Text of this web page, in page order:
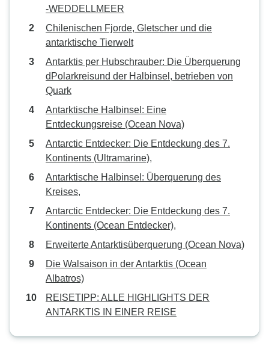
-WEDDELLMEER
Chilenischen Fjorde, Gletscher und die
antarktische Tierwelt
Antarktis per Hubschrauber: Die Überquerung
dPolarkreisund der Halbinsel, betrieben von
Quark
Antarktische Halbinsel: Eine
Entdeckungsreise (Ocean Nova)
Antarctic Entdecker: Die Entdeckung des 7.
Kontinents (Ultramarine),
Antarktische Halbinsel: Überquerung des
Kreises,
Antarctic Entdecker: Die Entdeckung des 7.
Kontinents (Ocean Entdecker),
Erweiterte Antarktisüberquerung (Ocean Nova)
Die Walsaison in der Antarktis (Ocean
Albatros)
REISETIPP: ALLE HIGHLIGHTS DER
ANTARKTIS IN EINER REISE